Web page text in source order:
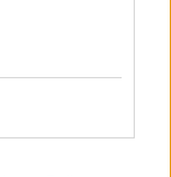
απαλλάσσεται
σε
ενέργειας.